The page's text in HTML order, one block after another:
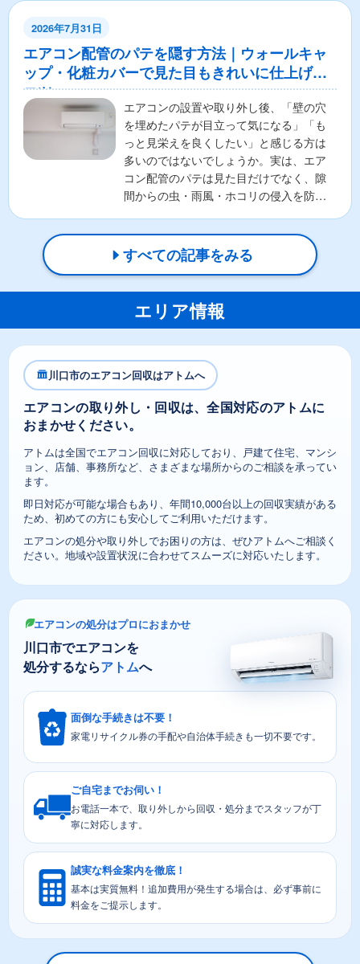
2026年7月31日
エアコン配管のパテを隠す方法｜ウォールキャ
ップ・化粧カバーで見た目もきれいに仕上げる
コツ
エアコンの設置や取り外し後、「壁の穴
を埋めたパテが目立って気になる」「も
っと見栄えを良くしたい」と感じる方は
多いのではないでしょうか。実は、エア
コン配管のパテは見た目だけでなく、隙
間からの虫・雨風・ホコリの侵入を防ぐ
すべての記事をみる
エリア情報
川口市のエアコン回収はアトムへ
エアコンの取り外し・回収は、全国対応のアトムに
おまかせください。
アトムは全国でエアコン回収に対応しており、戸建て住宅、マンシ
ョン、店舗、事務所など、さまざまな場所からのご相談を承ってい
ます。
即日対応が可能な場合もあり、年間10,000台以上の回収実績がある
ため、初めての方にも安心してご利用いただけます。
エアコンの処分や取り外しでお困りの方は、ぜひアトムへご相談く
ださい。地域や設置状況に合わせてスムーズに対応いたします。
エアコンの処分はプロにおまかせ
川口市でエアコンを
処分するならアトムへ
面倒な手続きは不要！
家電リサイクル券の手配や自治体手続きも一切不要です。
ご自宅までお伺い！
お電話一本で、取り外しから回収・処分までスタッフが丁
寧に対応します。
誠実な料金案内を徹底！
基本は実質無料！追加費用が発生する場合は、必ず事前に
料金をご提示します。